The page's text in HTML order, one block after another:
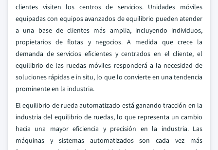
clientes visiten los centros de servicios. Unidades móviles
equipadas con equipos avanzados de equilibrio pueden atender
a una base de clientes más amplia, incluyendo individuos,
propietarios de flotas y negocios. A medida que crece la
demanda de servicios eficientes y centrados en el cliente, el
equilibrio de las ruedas móviles responderá a la necesidad de
soluciones rápidas e in situ, lo que lo convierte en una tendencia
prominente en la industria.
El equilibrio de rueda automatizado está ganando tracción en la
industria del equilibrio de ruedas, lo que representa un cambio
hacia una mayor eficiencia y precisión en la industria. Las
máquinas y sistemas automatizados son cada vez más